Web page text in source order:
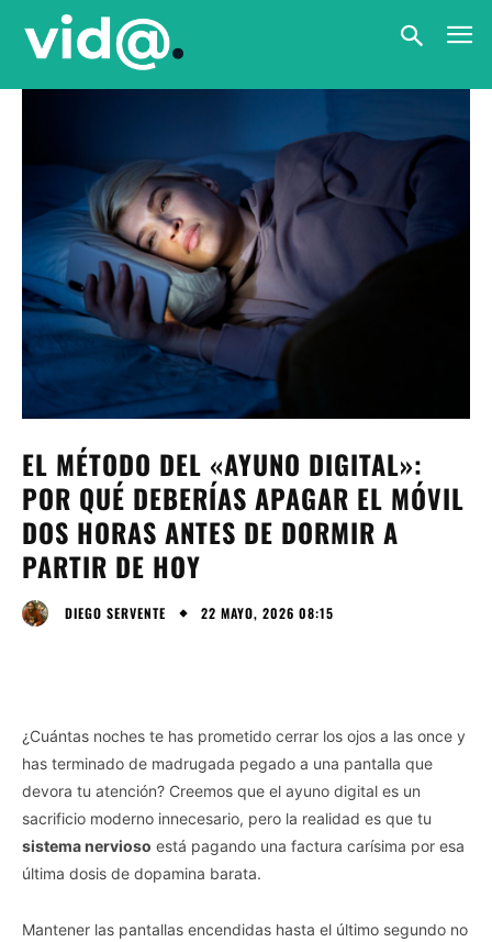
EL MÉTODO DEL «AYUNO DIGITAL»:
POR QUÉ DEBERÍAS APAGAR EL MÓVIL
DOS HORAS ANTES DE DORMIR A
PARTIR DE HOY
DIEGO SERVENTE 22 MAYO, 2026 08:15
¿Cuántas noches te has prometido cerrar los ojos a las once y
has terminado de madrugada pegado a una pantalla que
devora tu atención? Creemos que el ayuno digital es un
sacrificio moderno innecesario, pero la realidad es que tu
sistema nervioso está pagando una factura carísima por esa
última dosis de dopamina barata.
Mantener las pantallas encendidas hasta el último segundo no